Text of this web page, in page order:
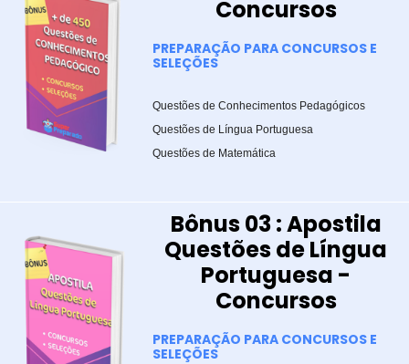
Concursos
PREPARAÇÃO PARA CONCURSOS E
SELEÇÕES
Questões de Conhecimentos Pedagógicos
Questões de Língua Portuguesa
Questões de Matemática
Bônus 03 : Apostila
Questões de Língua
Portuguesa -
Concursos
PREPARAÇÃO PARA CONCURSOS E
SELEÇÕES